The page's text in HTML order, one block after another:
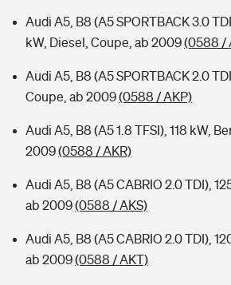
Audi A5, B8 (A5 SPORTBACK 3.0
kW, Diesel, Coupe, ab 2009(0588 /
Audi A5, B8 (A5 SPORTBACK 2.0
Coupe, ab 2009(0588 / AKP)
Audi A5, B8 (A5 1.8 TFSI), 118 kW,
2009(0588 / AKR)
Audi A5, B8 (A5 CABRIO 2.0 TDI),
ab 2009(0588 / AKS)
Audi A5, B8 (A5 CABRIO 2.0 TDI),
ab 2009(0588 / AKT)